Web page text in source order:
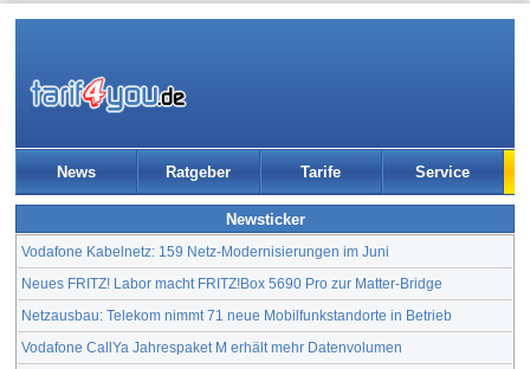
News Ratgeber Tarife Service
Newsticker
Vodafone Kabelnetz: 159 Netz-Modernisierungen im Juni
Neues FRITZ! Labor macht FRITZ!Box 5690 Pro zur Matter-Bridge
Netzausbau: Telekom nimmt 71 neue Mobilfunkstandorte in Betrieb
Vodafone CallYa Jahrespaket M erhält mehr Datenvolumen